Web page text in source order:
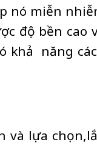
nó miễn
độ bền cao
khả năng
và lựa